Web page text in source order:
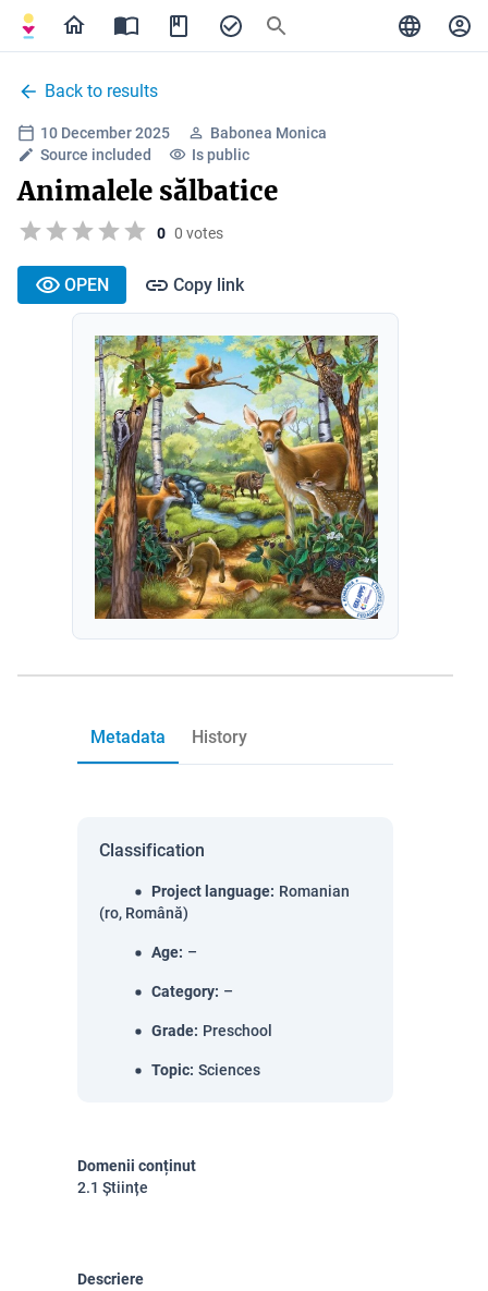
Back to results
10 December 2025
Babonea Monica
Source included
Is public
Animalele sălbatice
0 0 votes
OPEN Copy link
Metadata History
Classification
Project language: Romanian
(ro, Română)
Age: –
Category: –
Grade: Preschool
Topic: Sciences
Domenii conținut
2.1 Științe
Descriere